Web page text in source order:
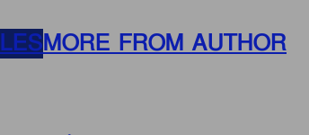
MORE FROM AUTHOR